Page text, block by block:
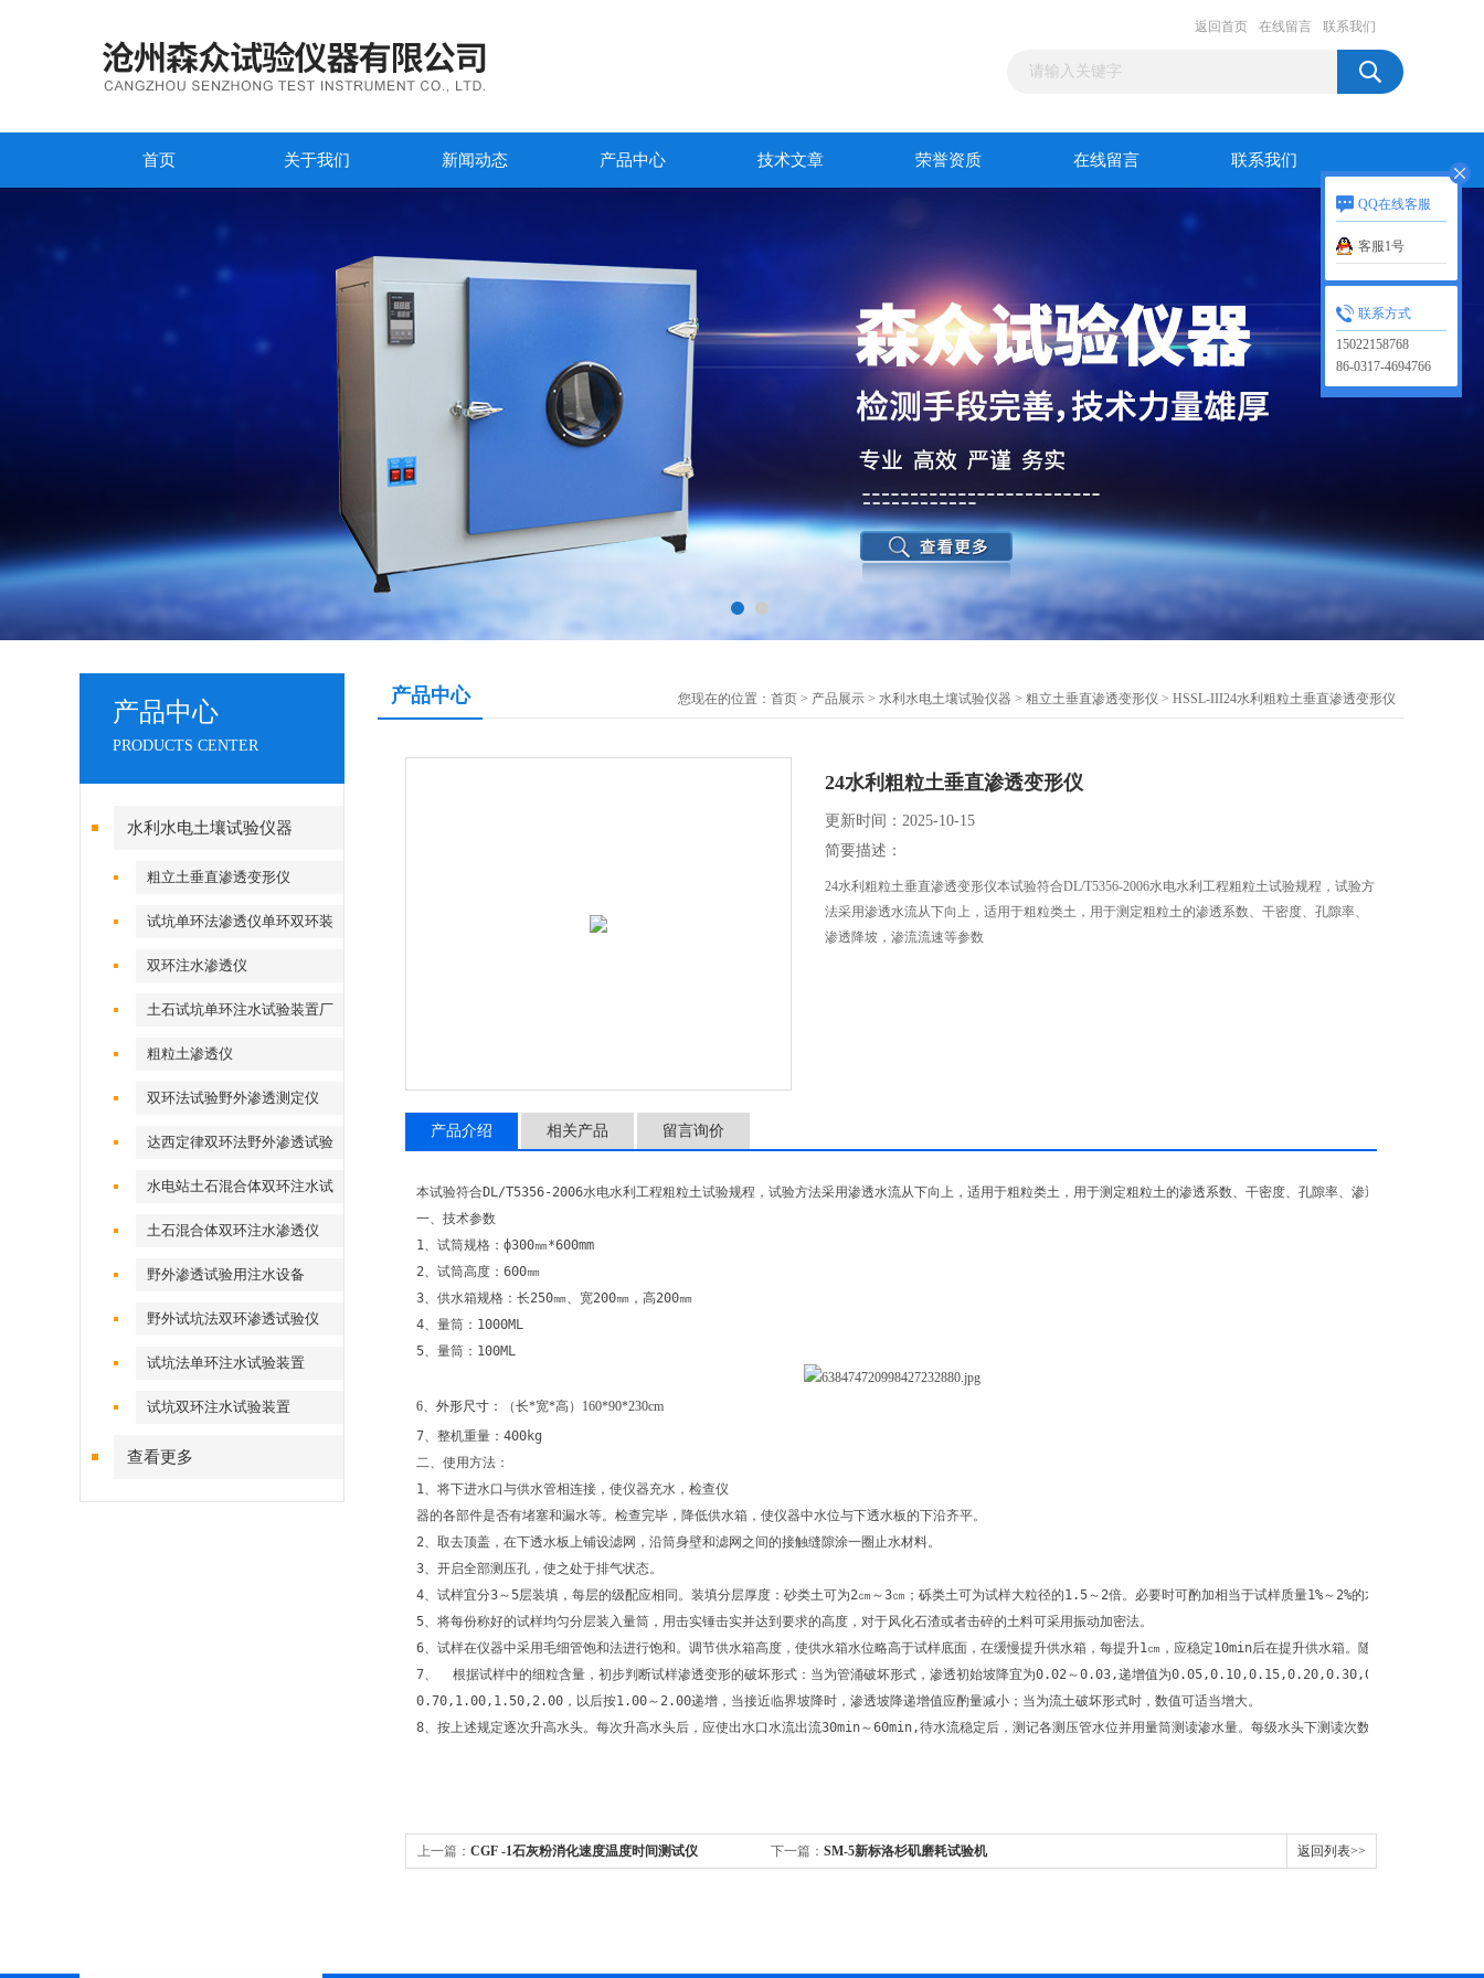
返回首页 在线留言 联系我们
首页 关于我们 新闻动态 产品中心 技术文章 荣誉资质 在线留言 联系我们
产品中心
PRODUCTS CENTER
水利水电土壤试验仪器
粗立土垂直渗透变形仪
试坑单环法渗透仪单环双环装
双环注水渗透仪
土石试坑单环注水试验装置厂
粗粒土渗透仪
双环法试验野外渗透测定仪
达西定律双环法野外渗透试验
水电站土石混合体双环注水试
验设备
土石混合体双环注水渗透仪
野外渗透试验用注水设备
野外试坑法双环渗透试验仪
试坑法单环注水试验装置
试坑双环注水试验装置
查看更多
产品中心 您现在的位置： 首页 > 产品展示 > 水利水电土壤试验仪器 > 粗立土垂直渗透变形仪 > HSSL-III24水利粗粒土垂直渗透变形仪
24水利粗粒土垂直渗透变形仪
更新时间：2025-10-15
简要描述：
24水利粗粒土垂直渗透变形仪本试验符合DL/T5356-2006水电水利工程粗粒土试验规程，试验方
法采用渗透水流从下向上，适用于粗粒类土，用于测定粗粒土的渗透系数、干密度、孔隙率、
渗透降坡，渗流流速等参数
产品介绍 相关产品 留言询价
本试验符合DL/T5356-2006水电水利工程粗粒土试验规程，试验方法采用渗透水流从下向上，适用于粗粒类土，用于测定粗粒土的渗透系数、干密度、孔隙率、渗透降坡，渗流流速
一、技术参数
1、试筒规格：ф300㎜*600mm
2、试筒高度：600㎜
3、供水箱规格：长250㎜、宽200㎜，高200㎜
4、量筒：1000ML
5、量筒：100ML
6、外形尺寸： （长*宽*高） 160*90*230cm
7、整机重量：400kg
二、使用方法：
1、将下进水口与供水管相连接，使仪器充水，检查仪
器的各部件是否有堵塞和漏水等。检查完毕，降低供水箱，使仪器中水位与下透水板的下沿齐平。
2、取去顶盖，在下透水板上铺设滤网，沿筒身壁和滤网之间的接触缝隙涂一圈止水材料。
3、开启全部测压孔，使之处于排气状态。
4、试样宜分3～5层装填，每层的级配应相同。装填分层厚度：砂类土可为2㎝～3㎝；砾类土可为试样大粒径的1.5～2倍。必要时可酌加相当于试样质量1%～2%的水，拌和均匀后在
5、将每份称好的试样均匀分层装入量筒，用击实锤击实并达到要求的高度，对于风化石渣或者击碎的土料可采用振动加密法。
6、试样在仪器中采用毛细管饱和法进行饱和。调节供水箱高度，使供水箱水位略高于试样底面，在缓慢提升供水箱，每提升1㎝，应稳定10min后在提升供水箱。随试样水位的上升
7、  根据试样中的细粒含量，初步判断试样渗透变形的破坏形式：当为管涌破坏形式，渗透初始坡降宜为0.02～0.03,递增值为0.05,0.10,0.15,0.20,0.30,0.40,0.50,
0.70,1.00,1.50,2.00，以后按1.00～2.00递增，当接近临界坡降时，渗透坡降递增值应酌量减小；当为流土破坏形式时，数值可适当增大。
8、按上述规定逐次升高水头。每次升高水头后，应使出水口水流出流30min～60min,待水流稳定后，测记各测压管水位并用量筒测读渗水量。每级水头下测读次数不应少于三次
上一篇： CGF -1石灰粉消化速度温度时间测试仪 下一篇： SM-5新标洛杉矶磨耗试验机 返回列表>>
QQ在线客服
客服1号
联系方式
15022158768
86-0317-4694766